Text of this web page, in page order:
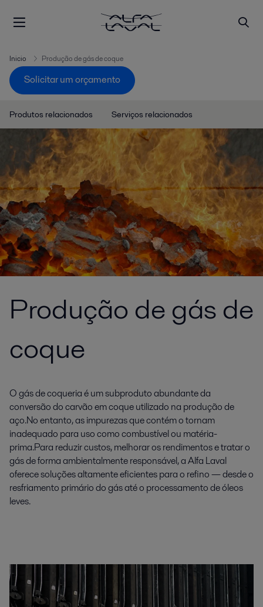
Inicio Produção de gás de coque
Solicitar um orçamento
Produtos relacionados Serviços relacionados
Produção de gás de
coque
O gás de coqueria é um subproduto abundante da
conversão do carvão em coque utilizado na produção de
aço.No entanto, as impurezas que contém o tornam
inadequado para uso como combustível ou matéria-
prima.Para reduzir custos, melhorar os rendimentos e tratar o
gás de forma ambientalmente responsável, a Alfa Laval
oferece soluções altamente eficientes para o refino — desde o
resfriamento primário do gás até o processamento de óleos
leves.